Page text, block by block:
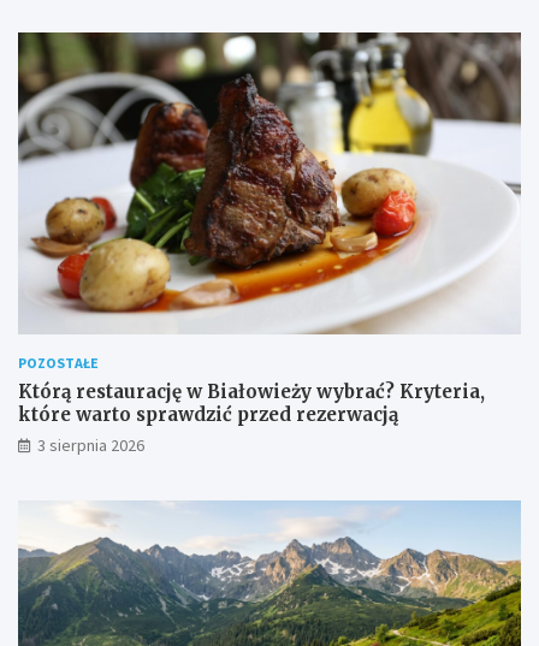
POZOSTAŁE
Którą restaurację w Białowieży wybrać? Kryteria,
które warto sprawdzić przed rezerwacją
3 sierpnia 2026